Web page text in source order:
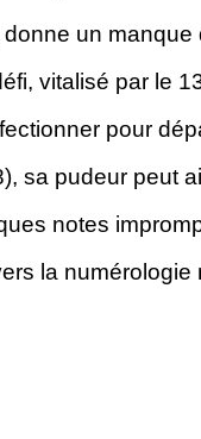
un
vitalisé par le
pour
sa pudeur peut
notes
la numérologie